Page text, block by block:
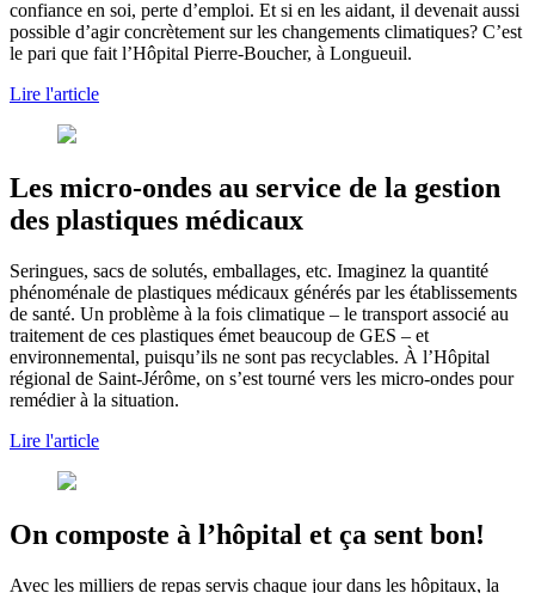
confiance en soi, perte d’emploi. Et si en les aidant, il devenait aussi
possible d’agir concrètement sur les changements climatiques? C’est
le pari que fait l’Hôpital Pierre-Boucher, à Longueuil.
Lire l'article
Les micro-ondes au service de la gestion
des plastiques médicaux
Seringues, sacs de solutés, emballages, etc. Imaginez la quantité
phénoménale de plastiques médicaux générés par les établissements
de santé. Un problème à la fois climatique – le transport associé au
traitement de ces plastiques émet beaucoup de GES – et
environnemental, puisqu’ils ne sont pas recyclables. À l’Hôpital
régional de Saint-Jérôme, on s’est tourné vers les micro-ondes pour
remédier à la situation.
Lire l'article
On composte à l’hôpital et ça sent bon!
Avec les milliers de repas servis chaque jour dans les hôpitaux, la